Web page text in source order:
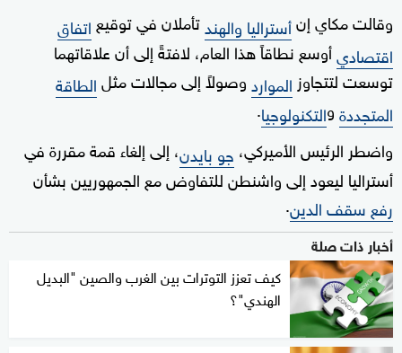
وقالت مكاي إنأستراليا والهندتأملان في توقيع اتفاق
اقتصاديأوسع نطاقاً هذا العام، لافتةً إلى أن علاقاتهما
توسعت لتتجاوز المواردوصولاً إلى مجالات مثلالطاقة
المتجددةوالتكنولوجيا.
واضطر الرئيس الأميركي، جو بايدن، إلى إلغاء قمة مقررة في
أستراليا ليعود إلى واشنطن للتفاوض مع الجمهوريين بشأن
رفع سقف الدين.
أخبار ذات صلة
كيف تعزز التوترات بين الغرب والصين "البديل
الهندي"؟